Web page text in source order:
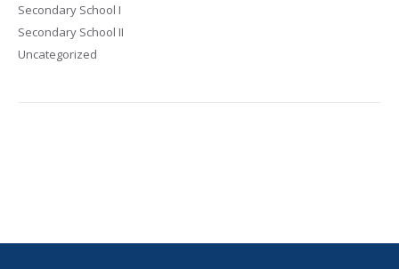
Secondary School I
Secondary School II
Uncategorized